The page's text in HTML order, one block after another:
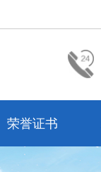
荣誉证书